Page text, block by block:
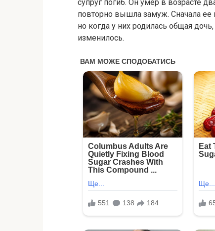
супруг погиб. Он умер в возрасте
повторно вышла замуж. Сначала ее
но когда у них родилась общая
изменилось.